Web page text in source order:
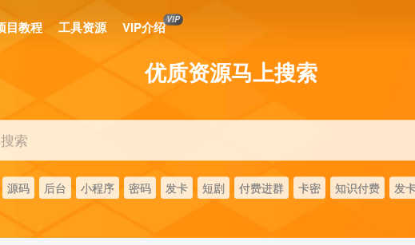
目教程 工具资源 VIP介绍VIP
优质资源马上搜索
索
源码 后台 小程序 密码 发卡 短剧 付费进群 卡密 知识付费 发